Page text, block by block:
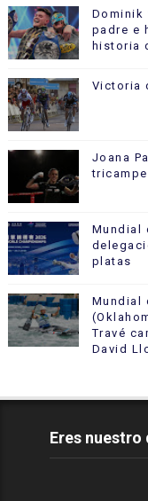
Dominik
padre e
historia
Victoria
Joana
Mundial
platas
Mundial
Travé
David
Eres nuestro